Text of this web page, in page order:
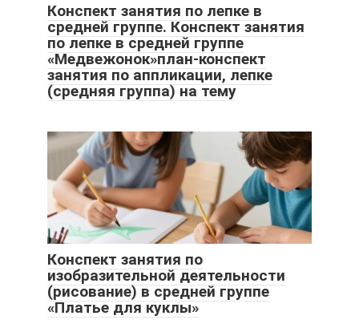
Конспект занятия по лепке в
средней группе. Конспект занятия
по лепке в средней группе
«Медвежонок»план-конспект
занятия по аппликации, лепке
(средняя группа) на тему
Конспект занятия по
изобразительной деятельности
(рисование) в средней группе
«Платье для куклы»